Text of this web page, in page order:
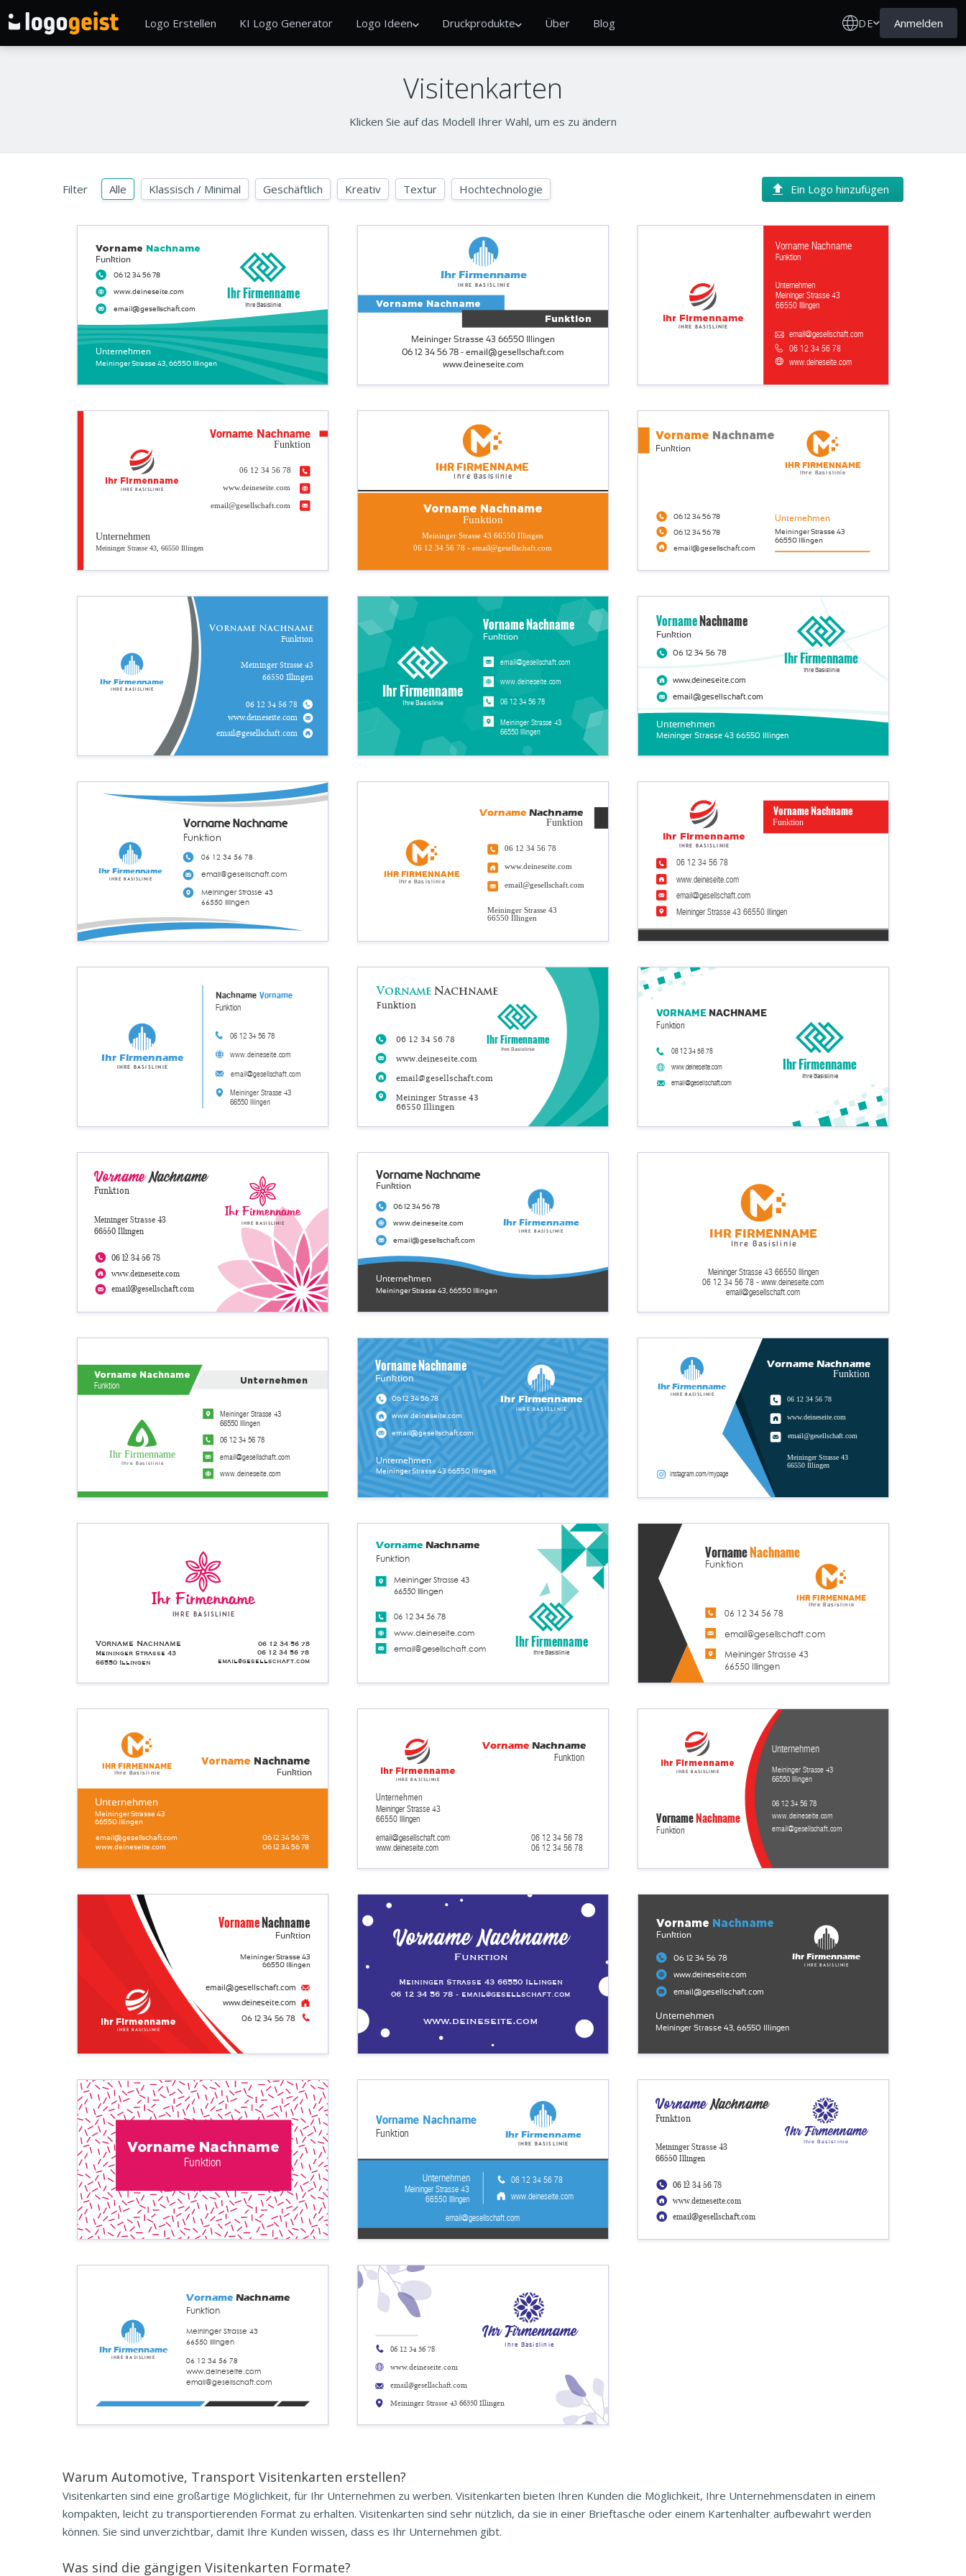
Logo Erstellen KI Logo Generator Logo Ideen Druckprodukte Über Blog DE Anmelden
Visitenkarten
Klicken Sie auf das Modell Ihrer Wahl, um es zu ändern
Ein Logo hinzufügen
Filter Alle Klassisch / Minimal Geschäftlich Kreativ Textur Hochtechnologie
Meininger Strasse 43, 66550 Illingen
Unternehmen
06 12 34 56 78
www.deineseite.com
email@gesellschaft.com
Funktion
Vorname Nachname
Ihr Firmenname
Ihre Basislinie
www.deineseite.com
Funktion
Meininger Strasse 43 66550 Illingen
06 12 34 56 78 - email@gesellschaft.com
Vorname Nachname
Ihr Firmenname
Ihre Basislinie
06 12 34 56 78
www.deineseite.com
Funktion
Unternehmen
Meininger Strasse 43
66550 Illingen
email@gesellschaft.com
Vorname Nachname
Ihr Firmenname
Ihre Basislinie
Unternehmen
Meininger Strasse 43, 66550 Illingen
www.deineseite.com
email@gesellschaft.com
Funktion
06 12 34 56 78
Vorname Nachname
Ihr Firmenname
Ihre Basislinie
Meininger Strasse 43 66550 Illingen
06 12 34 56 78 - email@gesellschaft.com
Vorname Nachname
Funktion
Ihr Firmenname
Ihre Basislinie
Meininger Strasse 43
66550 Illingen
Unternehmen
06 12 34 56 78
06 12 34 56 78
email@gesellschaft.com
Funktion
Vorname Nachname
Ihr Firmenname
Ihre Basislinie
Funktion
Vorname Nachname
06 12 34 56 78
www.deineseite.com
email@gesellschaft.com
Meininger Strasse 43
66550 Illingen
Ihr Firmenname
Ihre Basislinie
06 12 34 56 78
Meininger Strasse 43
66550 Illingen
www.deineseite.com
Funktion
email@gesellschaft.com
Vorname Nachname
Ihr Firmenname
Ihre Basislinie
Ihr Firmenname
Ihre Basislinie
Unternehmen
Meininger Strasse 43 66550 Illingen
email@gesellschaft.com
06 12 34 56 78
www.deineseite.com
Funktion
VornameNachname
06 12 34 56 78
email@gesellschaft.com
Meininger Strasse 43
66550 Illingen
Funktion
Vorname Nachname
Ihr Firmenname
Ihre Basislinie
06 12 34 56 78
www.deineseite.com
email@gesellschaft.com
Meininger Strasse 43
66550 Illingen
Funktion
VornameNachname
Ihr Firmenname
Ihre Basislinie
Meininger Strasse 43 66550 Illingen
www.deineseite.com
email@gesellschaft.com
06 12 34 56 78
Funktion
Vorname Nachname
Ihr Firmenname
Ihre Basislinie
email@gesellschaft.com
Meininger Strasse 43
66550 Illingen
06 12 34 56 78
www.deineseite.com
Funktion
NachnameVorname
Ihr Firmenname
Ihre Basislinie
06 12 34 56 78
www.deineseite.com
email@gesellschaft.com
Meininger Strasse 43
66550 Illingen
Funktion
Vorname Nachname
Ihr Firmenname
Ihre Basislinie
www.deineseite.com
email@gesellschaft.com
Funktion
06 12 34 56 78
Vorname Nachname
Ihr Firmenname
Ihre Basislinie
email@gesellschaft.com
06 12 34 56 78
www.deineseite.com
Funktion
Meininger Strasse 43
66550 Illingen
VornameNachname
Ihr Firmenname
Ihre Basislinie
Meininger Strasse 43, 66550 Illingen
Unternehmen
www.deineseite.com
email@gesellschaft.com
06 12 34 56 78
Funktion
Ihr Firmenname
Ihre Basislinie
Vorname Nachname
Ihr Firmenname
Ihre Basislinie
email@gesellschaft.com
06 12 34 56 78 - www.deineseite.com
Meininger Strasse 43 66550 Illingen
www.deineseite.com
06 12 34 56 78
email@gesellschaft.com
Meininger Strasse 43
66550 Illingen
Unternehmen
Vorname Nachname
Funktion
Ihr Firmenname
Ihre Basislinie
email@gesellschaft.com
Unternehmen
Meininger Strasse 43 66550 Illingen
06 12 34 56 78
www.deineseite.com
Funktion
Vorname Nachname
Ihr Firmenname
Ihre Basislinie
instagram.com/mypage
Meininger Strasse 43
66550 Illingen
www.deineseite.com
email@gesellschaft.com
06 12 34 56 78
Funktion
Vorname Nachname
Ihr Firmenname
Ihre Basislinie
06 12 34 56 78
email@gesellschaft.com
Meininger Strasse 43
66550 Illingen
06 12 34 56 78
Vorname Nachname
Ihr Firmenname
Ihre Basislinie
www.deineseite.com
email@gesellschaft.com
06 12 34 56 78
Funktion
Meininger Strasse 43
66550 Illingen
VornameNachname
Ihr Firmenname
Ihre Basislinie
06 12 34 56 78
email@gesellschaft.com
Meininger Strasse 43
66550 Illingen
Funktion
VornameNachname
Ihr Firmenname
Ihre Basislinie
www.deineseite.com
06 12 34 56 78
06 12 34 56 78
email@gesellschaft.com
Meininger Strasse 43
66550 Illingen
Unternehmen
Funktion
Vorname Nachname
Ihr Firmenname
Ihre Basislinie
www.deineseite.com
06 12 34 56 78
06 12 34 56 78
email@gesellschaft.com
Meininger Strasse 43
66550 Illingen
Unternehmen
Funktion
Vorname Nachname
Ihr Firmenname
Ihre Basislinie
Funktion
VornameNachname
email@gesellschaft.com
06 12 34 56 78
www.deineseite.com
Unternehmen
Meininger Strasse 43
66550 Illingen
Ihr Firmenname
Ihre Basislinie
06 12 34 56 78
www.deineseite.com
email@gesellschaft.com
Funktion
Meininger Strasse 43
66550 Illingen
VornameNachname
Ihr Firmenname
Ihre Basislinie
www.deineseite.com
Meininger Strasse 43 66550 Illingen
06 12 34 56 78 - email@gesellschaft.com
Vorname Nachname
Funktion
Meininger Strasse 43, 66550 Illingen
www.deineseite.com
email@gesellschaft.com
06 12 34 56 78
Unternehmen
Funktion
Vorname Nachname
Ihr Firmenname
Ihre Basislinie
Funktion
Vorname Nachname
email@gesellschaft.com
Meininger Strasse 43
66550 Illingen
06 12 34 56 78
www.deineseite.com
Funktion
Unternehmen
Vorname Nachname
Ihr Firmenname
Ihre Basislinie
email@gesellschaft.com
06 12 34 56 78
www.deineseite.com
Meininger Strasse 43
66550 Illingen
Funktion
VornameNachname
Ihr Firmenname
Ihre Basislinie
email@gesellschaft.com
06 12 34 56 78
www.deineseite.com
Funktion
Meininger Strasse 43
66550 Illingen
VornameNachname
Ihr Firmenname
Ihre Basislinie
Meininger Strasse 43 66550 Illingen
www.deineseite.com
email@gesellschaft.com
06 12 34 56 78
Ihr Firmenname
Ihre Basislinie
Warum Automotive, Transport Visitenkarten erstellen?
Visitenkarten sind eine großartige Möglichkeit, für Ihr Unternehmen zu werben. Visitenkarten bieten Ihren Kunden die Möglichkeit, Ihre Unternehmensdaten in einem
kompakten, leicht zu transportierenden Format zu erhalten. Visitenkarten sind sehr nützlich, da sie in einer Brieftasche oder einem Kartenhalter aufbewahrt werden
können. Sie sind unverzichtbar, damit Ihre Kunden wissen, dass es Ihr Unternehmen gibt.
Was sind die gängigen Visitenkarten Formate?